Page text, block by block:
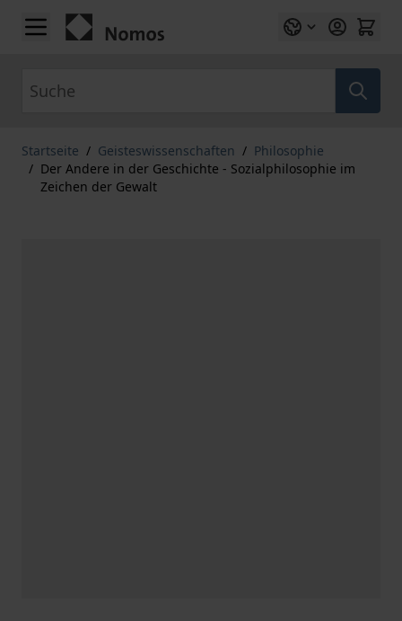
Zum Inhalt springen
Startseite / Geisteswissenschaften / Philosophie
/ Der Andere in der Geschichte - Sozialphilosophie im
Zeichen der Gewalt